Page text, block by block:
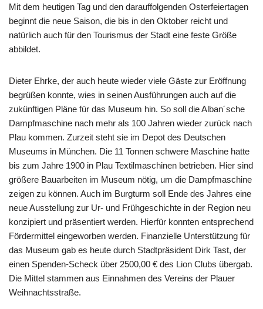
Mit dem heutigen Tag und den darauffolgenden Osterfeiertagen
beginnt die neue Saison, die bis in den Oktober reicht und
natürlich auch für den Tourismus der Stadt eine feste Größe
abbildet.
Dieter Ehrke, der auch heute wieder viele Gäste zur Eröffnung
begrüßen konnte, wies in seinen Ausführungen auch auf die
zukünftigen Pläne für das Museum hin. So soll die Alban´sche
Dampfmaschine nach mehr als 100 Jahren wieder zurück nach
Plau kommen. Zurzeit steht sie im Depot des Deutschen
Museums in München. Die 11 Tonnen schwere Maschine hatte
bis zum Jahre 1900 in Plau Textilmaschinen betrieben. Hier sind
größere Bauarbeiten im Museum nötig, um die Dampfmaschine
zeigen zu können. Auch im Burgturm soll Ende des Jahres eine
neue Ausstellung zur Ur- und Frühgeschichte in der Region neu
konzipiert und präsentiert werden. Hierfür konnten entsprechend
Fördermittel eingeworben werden. Finanzielle Unterstützung für
das Museum gab es heute durch Stadtpräsident Dirk Tast, der
einen Spenden-Scheck über 2500,00 € des Lion Clubs übergab.
Die Mittel stammen aus Einnahmen des Vereins der Plauer
Weihnachtsstraße.